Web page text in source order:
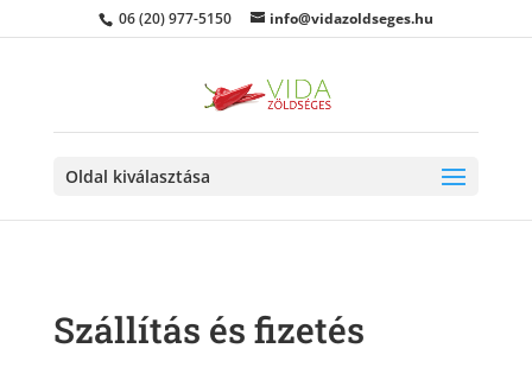
06 (20) 977-5150 info@vidazoldseges.hu
Oldal kiválasztása
Szállítás és fizetés